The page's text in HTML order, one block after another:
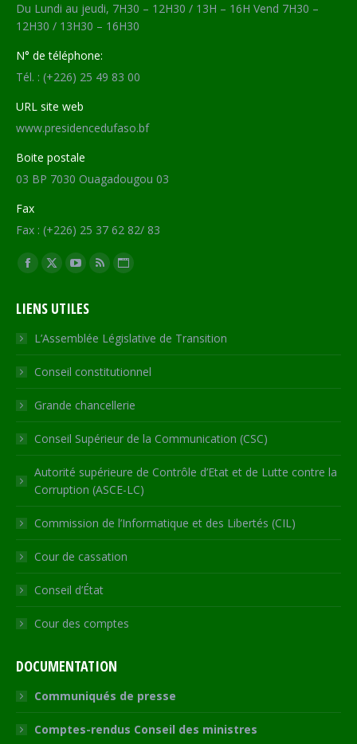
Du Lundi au jeudi, 7H30 – 12H30 / 13H – 16H Vend 7H30 –
12H30 / 13H30 – 16H30
N° de téléphone:
Tél. : (+226) 25 49 83 00
URL site web
www.presidencedufaso.bf
Boite postale
03 BP 7030 Ouagadougou 03
Fax
Fax : (+226) 25 37 62 82/ 83
Trouvez nous sur :
Facebook
opens
in
new
window
X
opens
in
new
window
YouTube
opens
in
new
window
RSS
in
new
window
Site
opens
in
new
LIENS UTILES
L’Assemblée Législative de Transition
Conseil constitutionnel
Grande chancellerie
Conseil Supérieur de la Communication (CSC)
Autorité supérieure de Contrôle d’Etat et de Lutte contre la
Corruption (ASCE-LC)
Commission de l’Informatique et des Libertés (CIL)
Cour de cassation
Conseil d’État
Cour des comptes
DOCUMENTATION
Communiqués de presse
Comptes-rendus Conseil des ministres